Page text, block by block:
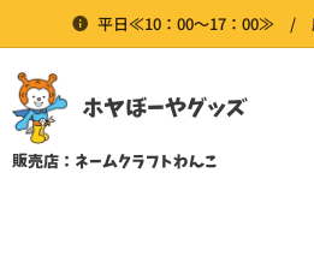
平日≪10：00～17：00≫ /
ホヤぼーやグッズ
販売店：ネームクラフトわんこ